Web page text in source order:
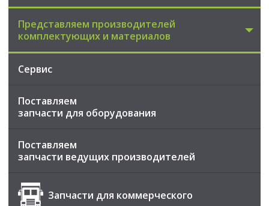
Представляем производителей
комплектующих и материалов
Сервис
Поставляем
запчасти для оборудования
Поставляем
запчасти ведущих производителей
Запчасти для коммерческого